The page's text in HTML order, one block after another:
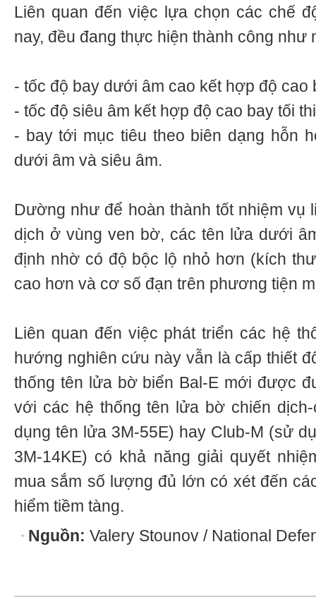
Liên quan đến việc lựa chọn các chế
nay, đều đang thực hiện thành công như
- tốc độ bay dưới âm cao kết hợp độ cao
- tốc độ siêu âm kết hợp độ cao bay tối
- bay tới mục tiêu theo biên dạng hỗn
dưới âm và siêu âm.
Dường như để hoàn thành tốt nhiệm vụ
dịch ở vùng ven bờ, các tên lửa dưới
định nhờ có độ bộc lộ nhỏ hơn (kích
cao hơn và cơ số đạn trên phương tiện
Liên quan đến việc phát triển các hệ
hướng nghiên cứu này vẫn là cấp thiết
thống tên lửa bờ biển Bal-E mới được
với các hệ thống tên lửa bờ chiến
dụng tên lửa 3M-55E) hay Club-М (sử
3M-14KE) có khả năng giải quyết
mua sắm số lượng đủ lớn có xét đến
hiểm tiềm tàng.
Nguồn: Valery Stounov / National